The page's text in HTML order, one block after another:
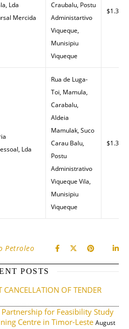
Lda
Mercida
Craubalu, Postu
Administartivo
Viqueque,
Munisipiu
Viqueque
$1.34
Lda
Rua de Luga-
Toi, Mamula,
Carabalu,
Aldeia
Mamulak, Suco
Carau Balu,
Postu
Administrativo
Viqueque Vila,
Munisipiu
Viqueque
$1.35
Petroleo
POSTS
OF TENDER
for Feasibility Study
Centre in Timor-Leste August